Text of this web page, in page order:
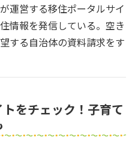
運営する移住ポータルサイ
情報を発信している。空き
する自治体の資料請求をす
をチェック！子育て